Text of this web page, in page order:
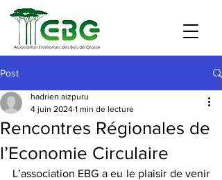
Post
Rencontres Régionales de
l’Economie Circulaire
hadrien.aizpuru
4 juin 2024 1 min de lecture
L’association EBG a eu le plaisir de venir